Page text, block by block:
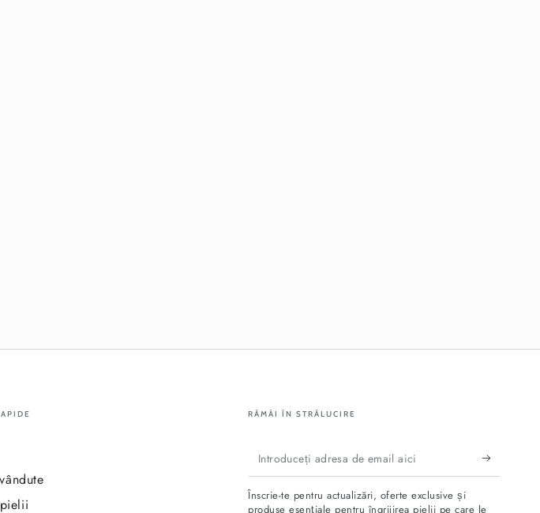
RĂMÂI ÎN STRĂLUCIRE
Introduceți
adresa
de
Înscrie-te pentru actualizări, oferte exclusive și
produse esențiale pentru îngrijirea pielii pe care le